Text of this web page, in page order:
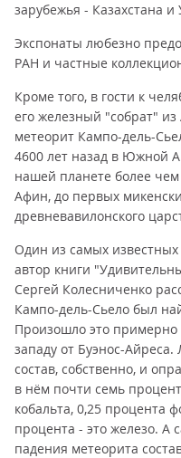
зарубежья - Казахстана
Экспонаты любезно
РАН и частные
Кроме того, в гости к
его железный "собрат"
метеорит Кампо-дель-
4600 лет назад в Южной
нашей планете более
Афин, до первых
древневавилонского
Один из самых известных
автор книги
Сергей Колесниченко
Кампо-дель-Сьело был
Произошло это примерно
западу от Буэнос-
состав, собственно, и
в нём почти семь
кобальта, 0,25 процента
процента - это железо. А
падения метеорита